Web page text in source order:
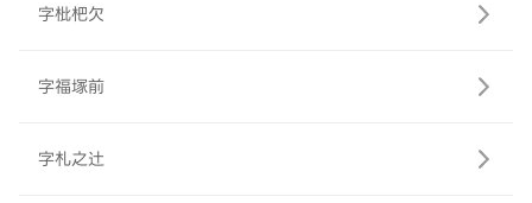
字枇杷欠
字福塚前
字札之辻